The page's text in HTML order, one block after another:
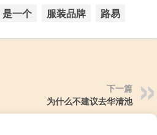
是一个 服装品牌 路易
下一篇
为什么不建议去华清池